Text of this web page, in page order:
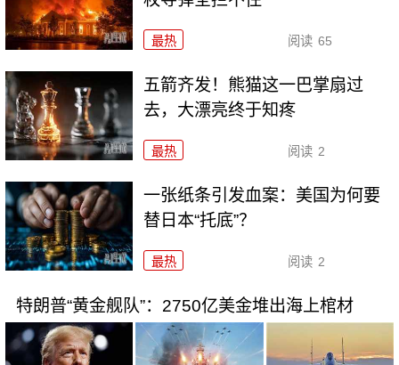
最热 阅读 65
五箭齐发！熊猫这一巴掌扇过
去，大漂亮终于知疼
最热 阅读 2
一张纸条引发血案：美国为何要
替日本“托底”？
最热 阅读 2
特朗普“黄金舰队”：2750亿美金堆出海上棺材